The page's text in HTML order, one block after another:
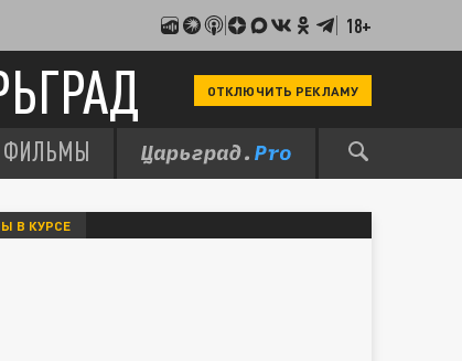
18+
ОТКЛЮЧИТЬ РЕКЛАМУ
ФИЛЬМЫ
В КУРСЕ